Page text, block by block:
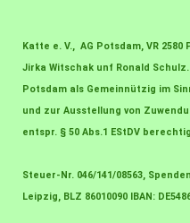
Katte e. V., AG Potsdam, VR
Jirka Witschak unf Ronald
Potsdam als Gemeinnützig im
und zur Ausstellung von
entspr. § 50 Abs.1 EStDV
Steuer-Nr. 046/141/08563,
Leipzig, BLZ 86010090 IBAN: